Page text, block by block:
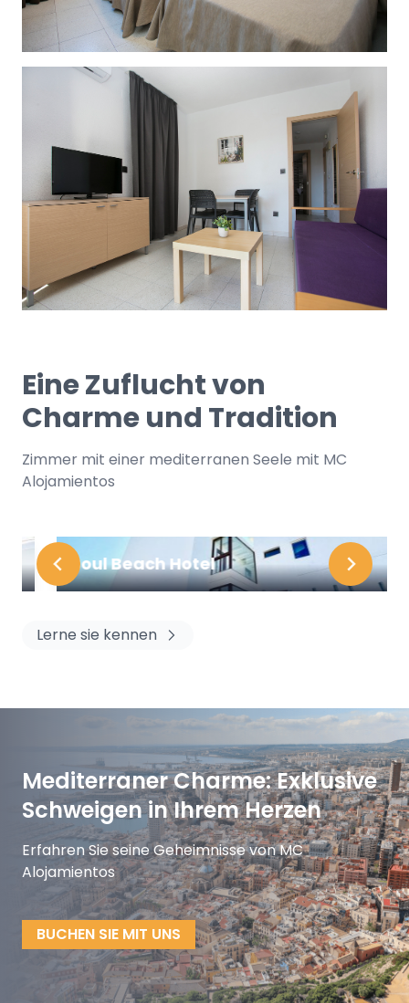
Eine Zuflucht von
Charme und Tradition
Zimmer mit einer mediterranen Seele mit MC
Alojamientos
Soul Beach Hotel
Lerne sie kennen
Mediterraner Charme: Exklusive
Schweigen in Ihrem Herzen
Erfahren Sie seine Geheimnisse von MC
Alojamientos
BUCHEN SIE MIT UNS